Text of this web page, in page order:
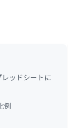
ッドシートに
例